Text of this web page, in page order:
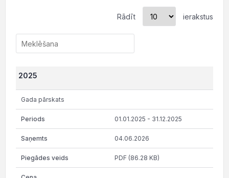
Rādīt ierakstus
2025
Gada pārskats
01.01.2025 - 31.12.2025
04.06.2026
PDF (86.28 KB)